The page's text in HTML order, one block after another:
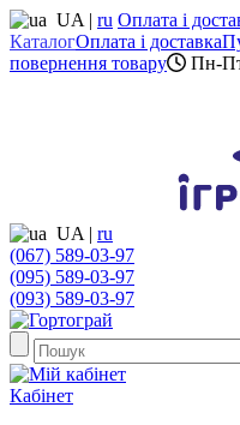
UA | ru Оплата і
КаталогОплата і доставка
повернення товару
Пн-
UA | ru
(067) 589-03-97
(095) 589-03-97
(093) 589-03-97
Кабінет